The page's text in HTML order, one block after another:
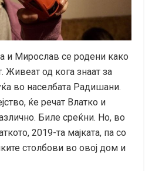
и Мирослав се родени како
Живеат од кога знаат за
во населбата Радишани.
ќе речат Влатко и
Биле среќни. Но, во
2019-та мајката, па со
столбови во овој дом и